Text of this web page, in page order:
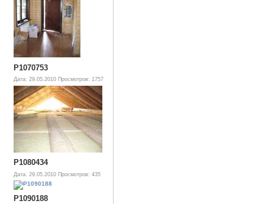
P1070753
Дата: 29.05.2010 Просмотров: 1757
P1080434
Дата: 29.05.2010 Просмотров: 435
P1090188